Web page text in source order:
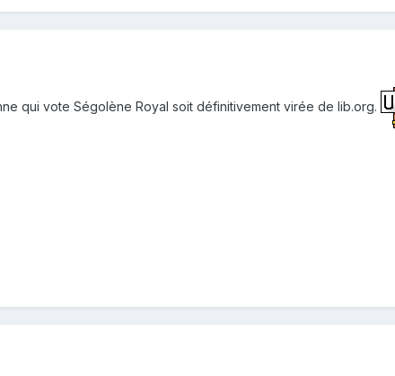
qui vote Ségolène Royal soit définitivement virée de lib.org.